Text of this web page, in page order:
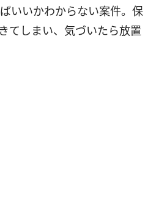
いいかわからない案件。保
てしまい、気づいたら放置